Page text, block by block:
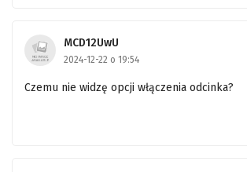
no Alya-san Odcinek 2
Tokidoki Bosotto Russia-go de
no Alya-san Odcinek 1
MCD12UwU
2024-12-22 o 19:54
Czemu nie widzę opcji włączenia odcinka?